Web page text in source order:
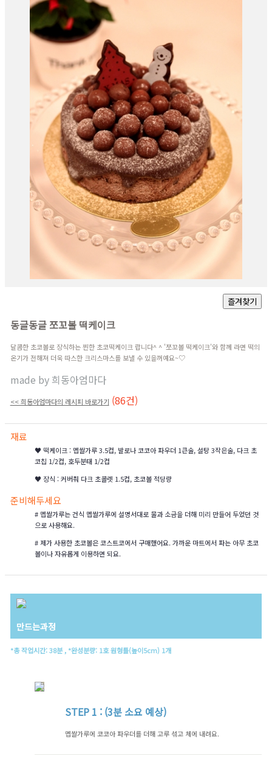
동글동글 쪼꼬볼 떡케이크
달콤한 초코볼로 장식하는 찐한 초코떡케이크 랍니다^ ^ '쪼꼬볼 떡케이크'와 함께 라면 떡의
온기가 전해져 더욱 따스한 크리스마스를 보낼 수 있을꺼예요~♡
made by 희동아엄마다
<< 희동아엄마다의 레시피 바로가기 (86건)
재료
♥ 떡케이크 : 멥쌀가루 3.5컵, 발로나 코코아 파우더 1큰술, 설탕 3작은술, 다크 초
코칩 1/2컵, 호두분태 1/2컵
♥ 장식 : 커버춰 다크 초콜렛 1.5컵, 초코볼 적당량
준비해두세요
# 멥쌀가루는 건식 멥쌀가루에 설명서대로 물과 소금을 더해 미리 만들어 두었던 것
으로 사용해요.
# 제가 사용한 초코볼은 코스트코에서 구매했어요. 가까운 마트에서 파는 아무 초코
볼이나 자유롭게 이용하면 되요.
만드는과정
*총 작업시간: 38분 , *완성분량: 1호 원형틀(높이5cm) 1개
STEP1 : (3분 소요 예상)
멥쌀가루에 코코아 파우더를 더해 고루 섞고 체에 내려요.